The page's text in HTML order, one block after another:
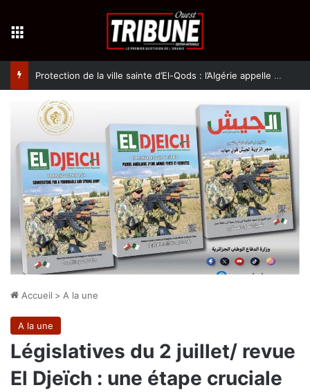
Protection de la ville sainte d’El-Qods : l’Algérie appelle à une action collective
Accueil > A la une
A la une
Législatives du 2 juillet/ revue
El Djeïch : une étape cruciale